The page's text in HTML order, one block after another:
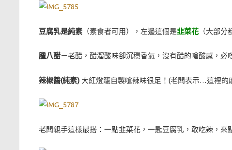
豆腐乳是純素 （素食者可用），左邊這個是韭菜花 （大部
臘八醋－老醋，醋溜酸味卻沉穩香氣，沒有醋的嗆酸感，
辣椒醬(純素) 大紅燈籠自製嗆辣味很足！(老闆表示…這裡的
老闆親手這樣最搭：一點韭菜花，一匙豆腐乳，敢吃辣，